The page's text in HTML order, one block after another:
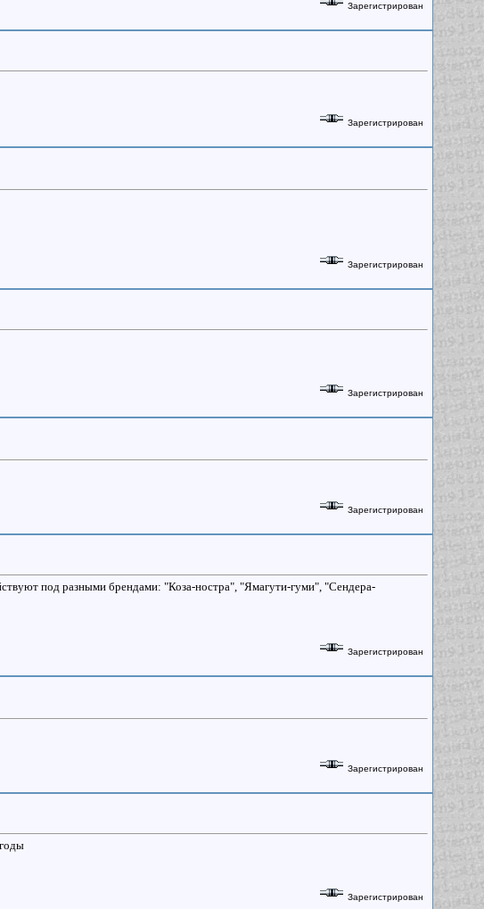
Зарегистрирован
Зарегистрирован
Зарегистрирован
Зарегистрирован
Зарегистрирован
под разными брендами: "Коза-ностра", "Ямагути-гуми", "Сендера-
Зарегистрирован
Зарегистрирован
Зарегистрирован